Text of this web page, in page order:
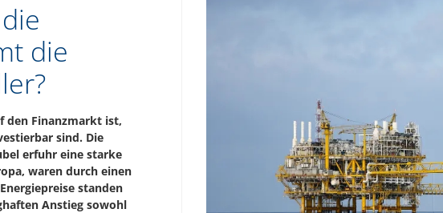
die
den Finanzmarkt ist,
sind. Die
erfuhr eine starke
waren durch einen
standen
Anstieg sowohl